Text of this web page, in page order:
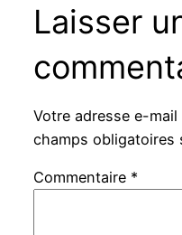
Laisser
Votre adresse e-
champs obligatoires
Commentaire *